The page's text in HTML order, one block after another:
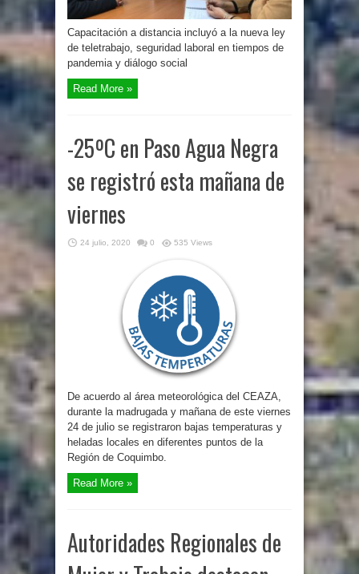
Capacitación a distancia incluyó a la nueva ley
de teletrabajo, seguridad laboral en tiempos de
pandemia y diálogo social
Read More »
-25ºC en Paso Agua Negra
se registró esta mañana de
viernes
24 julio, 2020 0 535 Views
De acuerdo al área meteorológica del CEAZA,
durante la madrugada y mañana de este viernes
24 de julio se registraron bajas temperaturas y
heladas locales en diferentes puntos de la
Región de Coquimbo.
Read More »
Autoridades Regionales de